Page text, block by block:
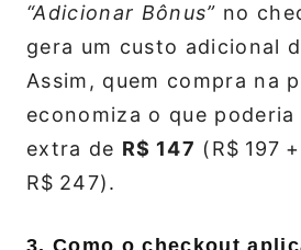
“Adicionar Bônus” no
gera um custo adicional
Assim, quem compra na
economiza o que
extra de R$ 147 (R$ 197
R$ 247).
3. Como o checkout